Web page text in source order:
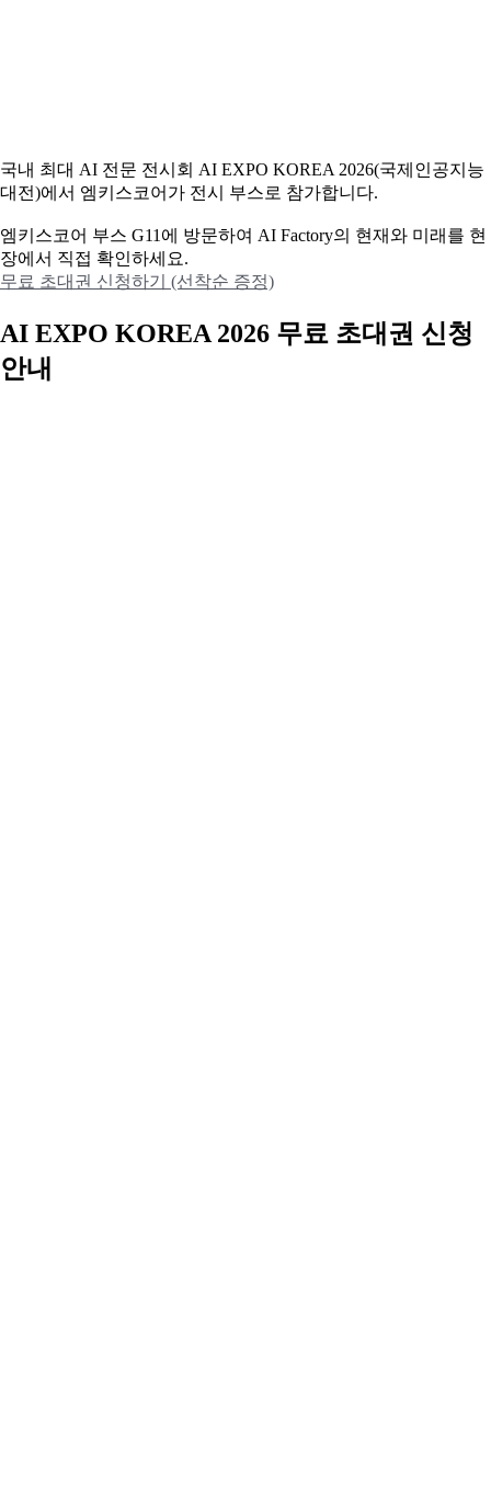
국내 최대 AI 전문 전시회 AI EXPO KOREA 2026(국제인공지능
대전)에서 엠키스코어가 전시 부스로 참가합니다.
엠키스코어 부스 G11에 방문하여 AI Factory의 현재와 미래를 현
장에서 직접 확인하세요.
무료 초대권 신청하기 (선착순 증정)
AI EXPO KOREA 2026 무료 초대권 신청
안내